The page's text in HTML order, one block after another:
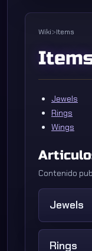
Wiki>Items
Jewels
Rings
Wings
Contenido
Jewels
Rings